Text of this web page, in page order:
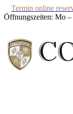
Termin online
Öffnungszeiten: Mo –